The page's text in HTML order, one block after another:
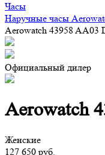
Часы
Наручные часы
Aerowatch 43958 AA03
Официальный дилер
Aerowatch
Женские
127 650 руб.